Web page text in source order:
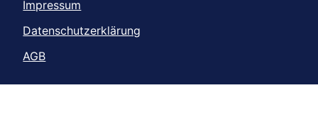
Impressum
Datenschutzerklärung
AGB